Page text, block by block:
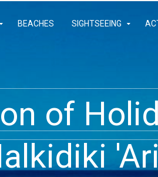
BEACHES SIGHTSEEING
of
your